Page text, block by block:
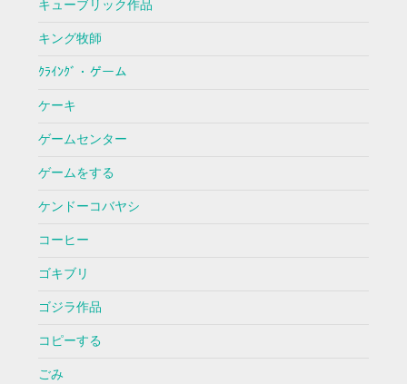
キューブリック作品
キング牧師
ｸﾗｲﾝｸﾞ・ゲーム
ケーキ
ゲームセンター
ゲームをする
ケンドーコバヤシ
コーヒー
ゴキブリ
ゴジラ作品
コピーする
ごみ